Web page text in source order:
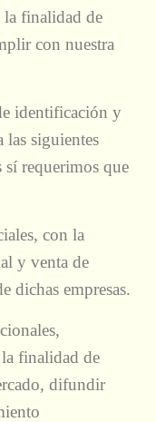
la finalidad de
con nuestra
identificación y
las siguientes
sí requerimos que
con la
y venta de
dichas empresas.
finalidad de
difundir